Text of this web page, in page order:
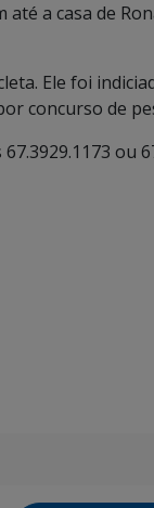
a casa de
Ele foi
concurso de
ou